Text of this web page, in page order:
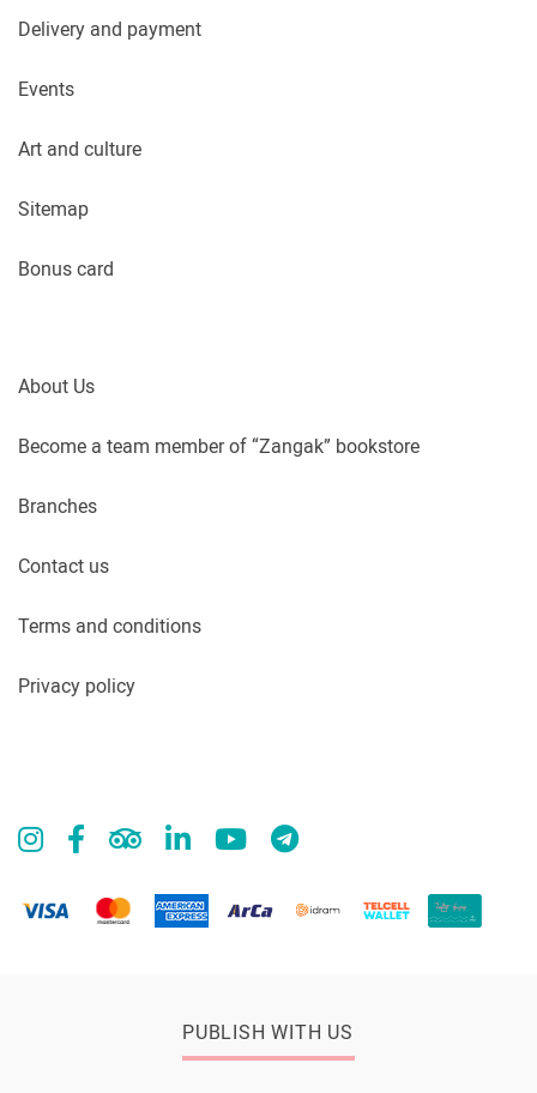
Delivery and payment
Events
Art and culture
Sitemap
Bonus card
About Us
Become a team member of “Zangak” bookstore
Branches
Contact us
Terms and conditions
Privacy policy
PUBLISH WITH US